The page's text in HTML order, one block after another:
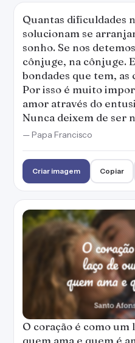
Quantas dificuldades
solucionam se
sonho. Se nos
cônjuge, na cônjuge.
bondades que tem, as
Por isso é muito
amor através do
Nunca deixem de ser
— Papa Francisco
Criar imagem Copiar
O coração é como um
quem ama e quem é